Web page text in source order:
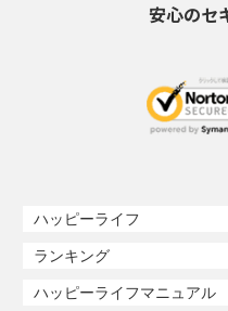
安心のセ
ハッピーライフ
ランキング
ハッピーライフマニュアル